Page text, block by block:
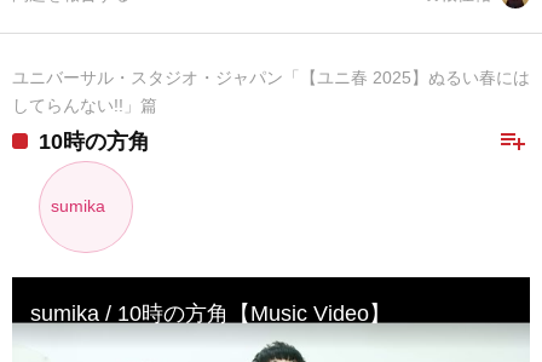
ユニバーサル・スタジオ・ジャパン「【ユニ春 2025】ぬるい春には
してらんない!!」篇
playlist_add
10時の方角
sumika
sumika / 10時の方角【Music Video】